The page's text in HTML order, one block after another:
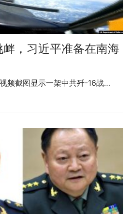
，习近平准备在南海
频截图显示一架中共歼-16战…